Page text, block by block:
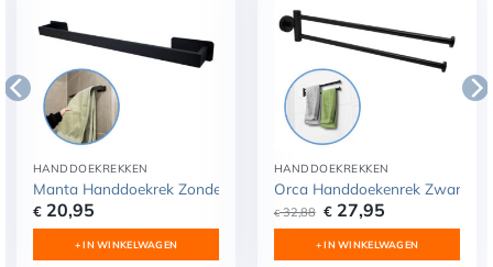
HANDDOEKREKKEN
Manta Handdoekrek Zonder Boren Zwart 60 CM –
€20,95
+ IN WINKELWAGEN
HANDDOEKREKKEN
Orca Handdoekenrek Zwart
€32,88 Oorspronkelijke
prijs
€ 32,88.
€ 27,95
€ 27,95.
+ IN WINKELWAGEN
RVS
Handdoekstang Zelfklevend – Handdoekhouders RVS
– Handdoekenrek Badkamer of Keuken – Handdoekstang
Zelfklevend – WC Papier Houder – Closetrolhouder